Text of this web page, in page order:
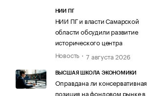
НИИ ПГ
НИИ ПГ и власти Самарской
области обсудили развитие
исторического центра
Новость
7 августа 2026
ВЫСШАЯ ШКОЛА ЭКОНОМИКИ
Оправдана ли консервативная
позиция на фондовом рынке в